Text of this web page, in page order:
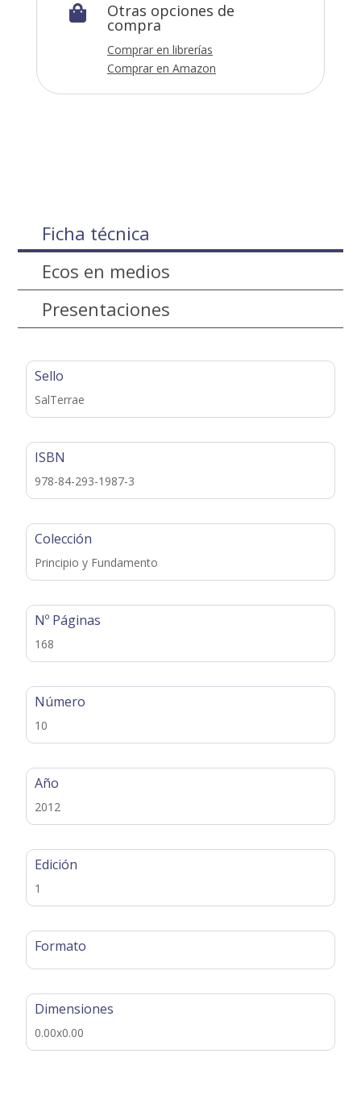
 Otras opciones de
compra
Comprar en librerías
Comprar en Amazon
Ficha técnica
Ecos en medios
Presentaciones
Sello
SalTerrae
ISBN
978-84-293-1987-3
Colección
Principio y Fundamento
Nº Páginas
168
Número
10
Año
2012
Edición
1
Formato
Dimensiones
0.00x0.00